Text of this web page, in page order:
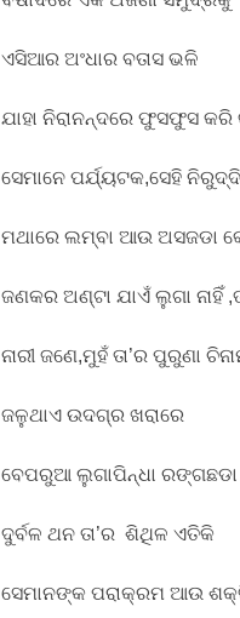
ଏସିଆର ଅଂଧାର ବତାସ ଭଳି
ଯାହା ନିରାନନ୍ଦରେ ଫୁସଫୁସ କରି
ସେମାନେ ପର୍ଯ୍ୟଟକ,ସେହି
ମଥାରେ ଲମ୍ବା ଆଉ ଅସଜଡା
ଜଣକର ଅଣ୍ଟା ଯାଏଁ ଲୁଗା ନାହିଁ
ନାରୀ ଜଣେ,ମୁହଁ ତା’ର ପୁରୁଣା
ଜଳୁଥାଏ ଉଦଗ୍ର ଖରାରେ
ବେପରୁଆ ଲୁଗାପିନ୍ଧା ରଙ୍ଗଛଡା
ଦୁର୍ବଳ ଥନ ତା’ର ଶିଥିଳ ଏତିକି
ସେମାନଙ୍କ ପରାକ୍ରମ ଆଉ